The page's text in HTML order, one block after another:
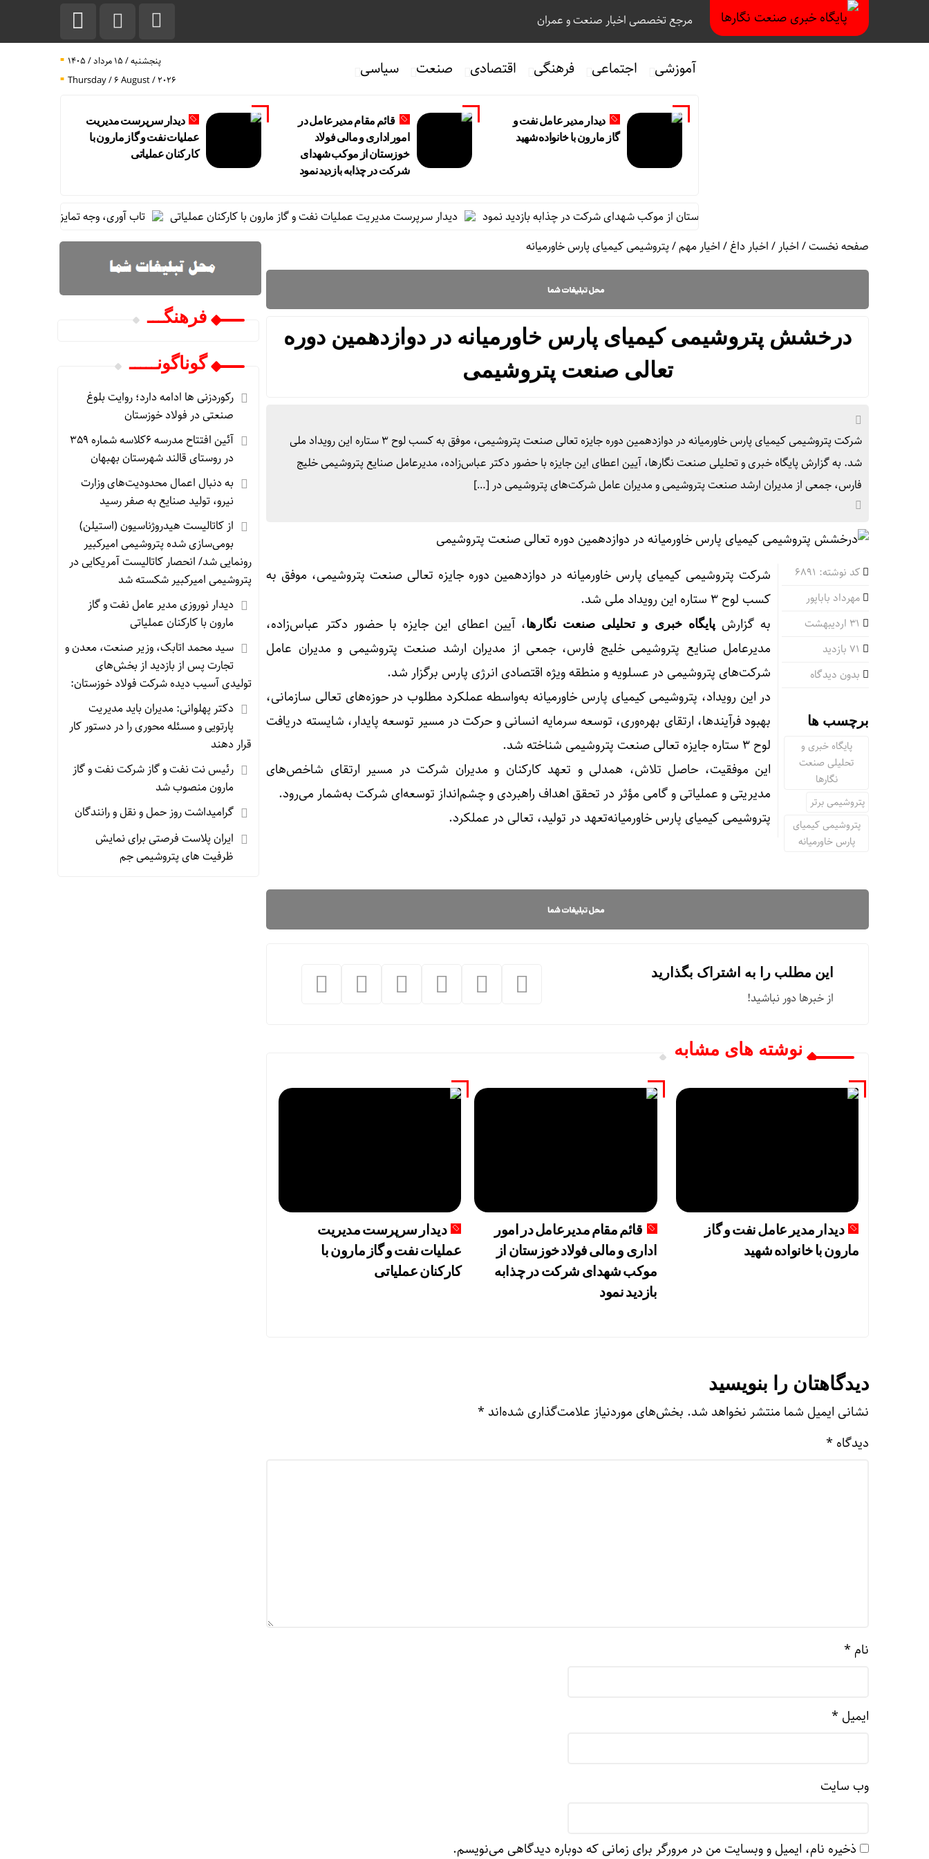
مرجع تخصصی اخبار صنعت و عمران
آموزشی اجتماعی فرهنگی اقتصادی صنعت سیاسی
پنجشنبه / ۱۵ مرداد / ۱۴۰۵
Thursday / 6 August / 2026
دیدار مدیر عامل نفت و
گاز مارون با خانواده شهید
قائم مقام مدیرعامل در
امور اداری و مالی فولاد
خوزستان از موکب شهدای
شرکت در چذابه بازدید نمود
دیدار سرپرست مدیریت
عملیات نفت و گاز مارون با
کارکنان عملیاتی
مقام مدیرعامل در امور اداری و مالی فولاد خوزستان از موکب شهدای شرکت در چذابه بازدید نمود دیدار سرپرست مدیریت عملیات نفت و گاز مارون با کارکنان عملیاتی
تاب آوری، وجه تمایز تازه پتروشیمی
صفحه نخست/اخبار/اخبار داغ/اخیار مهم/پتروشیمی کیمیای پارس خاورمیانه
درخشش پتروشیمی کیمیای پارس خاورمیانه در دوازدهمین دوره
تعالی صنعت پتروشیمی
شرکت پتروشیمی کیمیای پارس خاورمیانه در دوازدهمین دوره جایزه تعالی صنعت پتروشیمی، موفق به کسب لوح ۳ ستاره این رویداد ملی
شد. به گزارش پایگاه خبری و تحلیلی صنعت نگارها، آیین اعطای این جایزه با حضور دکتر عباس‌زاده، مدیرعامل صنایع پتروشیمی خلیج
فارس، جمعی از مدیران ارشد صنعت پتروشیمی و مدیران عامل شرکت‌های پتروشیمی در […]
کد نوشته: 6891
مهرداد باباپور
بدون دیدگاه
برچسب ها
پایگاه خبری و
تحلیلی صنعت
نگارها
پتروشیمی برتر
پتروشیمی کیمیای
پارس خاورمیانه
شرکت پتروشیمی کیمیای پارس خاورمیانه در دوازدهمین دوره جایزه تعالی صنعت پتروشیمی، موفق به
کسب لوح ۳ ستاره این رویداد ملی شد.
به گزارشپایگاه خبری و تحلیلی صنعت نگارها، آیین اعطای این جایزه با حضور دکتر عباس‌زاده،
مدیرعامل صنایع پتروشیمی خلیج فارس، جمعی از مدیران ارشد صنعت پتروشیمی و مدیران عامل
شرکت‌های پتروشیمی در عسلویه و منطقه ویژه اقتصادی انرژی پارس برگزار شد.
در این رویداد، پتروشیمی کیمیای پارس خاورمیانه به‌واسطه عملکرد مطلوب در حوزه‌های تعالی سازمانی،
بهبود فرآیندها، ارتقای بهره‌وری، توسعه سرمایه انسانی و حرکت در مسیر توسعه پایدار، شایسته دریافت
لوح ۳ ستاره جایزه تعالی صنعت پتروشیمی شناخته شد.
این موفقیت، حاصل تلاش، همدلی و تعهد کارکنان و مدیران شرکت در مسیر ارتقای شاخص‌های
مدیریتی و عملیاتی و گامی مؤثر در تحقق اهداف راهبردی و چشم‌انداز توسعه‌ای شرکت به‌شمار می‌رود.
پتروشیمی کیمیای پارس خاورمیانهتعهد در تولید، تعالی در عملکرد.
این مطلب را به اشتراک بگذارید
از خبرها دور نباشید!
نوشته های مشابه
دیدار مدیر عامل نفت و گاز
مارون با خانواده شهید
قائم مقام مدیرعامل در امور
اداری و مالی فولاد خوزستان از
موکب شهدای شرکت در چذابه
بازدید نمود
دیدار سرپرست مدیریت
عملیات نفت و گاز مارون با
کارکنان عملیاتی
دیدگاهتان را بنویسید
نشانی ایمیل شما منتشر نخواهد شد. بخش‌های موردنیاز علامت‌گذاری شده‌اند *
دیدگاه *
نام *
ایمیل *
وب‌ سایت
ذخیره نام، ایمیل و وبسایت من در مرورگر برای زمانی که دوباره دیدگاهی می‌نویسم.
فرهنگـــ
گوناگونـــــ
رکوردزنی ها ادامه دارد؛ روایت بلوغ
صنعتی در فولاد خوزستان
آئین افتتاح مدرسه ۶کلاسه شماره ۳۵۹
در روستای قالند شهرستان بهبهان
به دنبال اعمال محدودیت‌های وزارت
نیرو، تولید صنایع به صفر رسید
از کاتالیست‌ هیدروژناسیون (استیلن)
بومی‌سازی شده پتروشیمی امیرکبیر
رونمایی شد/ انحصار کاتالیست‌ آمریکایی در
پتروشیمی امیرکبیر شکسته شد
دیدار نوروزی مدیر عامل نفت و گاز
مارون با کارکنان عملیاتی
سید محمد اتابک، وزیر صنعت، معدن و
تجارت پس از بازدید از بخش‌های
تولیدی آسیب دیده شرکت فولاد خوزستان:
دکتر پهلوانی: مدیران باید مدیریت
پارتویی و مسئله محوری را در دستور کار
قرار دهند
رئیس نت نفت و گاز شرکت نفت و گاز
مارون منصوب شد
گرامیداشت روز حمل و نقل و رانندگان
ایران پلاست فرصتی برای نمایش
ظرفیت های پتروشیمی جم